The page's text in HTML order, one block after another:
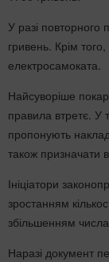
У разі
гривень. Крім
електросамоката.
Найсуворіше
правила втретє. У
пропонують
також призначати
Ініціатори
зростанням
збільшенням числа
Наразі документ